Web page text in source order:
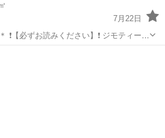
7月22日
い合わせの際は《LINEまたはメール》